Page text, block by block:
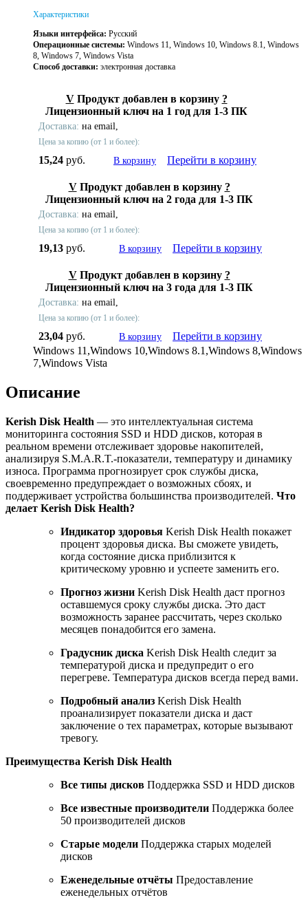
Характеристики
Языки интерфейса: Русский
Операционные системы: Windows 11, Windows 10, Windows 8.1, Windows
8, Windows 7, Windows Vista
Способ доставки: электронная доставка
V Продукт добавлен в корзину ?
Лицензионный ключ на 1 год для 1-3 ПК
Доставка: на email,
Цена за копию (от 1 и более):
15,24 руб. В корзину Перейти в корзину
V Продукт добавлен в корзину ?
Лицензионный ключ на 2 года для 1-3 ПК
Доставка: на email,
Цена за копию (от 1 и более):
19,13 руб. В корзину Перейти в корзину
V Продукт добавлен в корзину ?
Лицензионный ключ на 3 года для 1-3 ПК
Доставка: на email,
Цена за копию (от 1 и более):
23,04 руб. В корзину
Перейти в корзину
Windows 11,Windows 10,Windows 8.1,Windows 8,Windows
7,Windows Vista
Описание
Kerish Disk Health — это интеллектуальная система
мониторинга состояния SSD и HDD дисков, которая в
реальном времени отслеживает здоровье накопителей,
анализируя S.M.A.R.T.-показатели, температуру и динамику
износа. Программа прогнозирует срок службы диска,
своевременно предупреждает о возможных сбоях, и
поддерживает устройства большинства производителей. Что
делает Kerish Disk Health?
Индикатор здоровья Kerish Disk Health покажет
процент здоровья диска. Вы сможете увидеть,
когда состояние диска приблизится к
критическому уровню и успеете заменить его.
Прогноз жизни Kerish Disk Health даст прогноз
оставшемуся сроку службы диска. Это даст
возможность заранее рассчитать, через сколько
месяцев понадобится его замена.
Градусник диска Kerish Disk Health следит за
температурой диска и предупредит о его
перегреве. Температура дисков всегда перед вами.
Подробный анализ Kerish Disk Health
проанализирует показатели диска и даст
заключение о тех параметрах, которые вызывают
тревогу.
Преимущества Kerish Disk Health
Все типы дисков Поддержка SSD и HDD дисков
Все известные производители Поддержка более
50 производителей дисков
Старые модели Поддержка старых моделей
дисков
Еженедельные отчёты Предоставление
еженедельных отчётов